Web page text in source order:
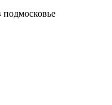
подмосковье